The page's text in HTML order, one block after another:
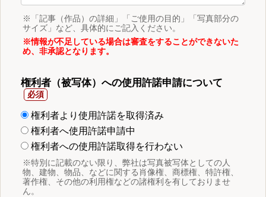
※「記事（作品）の詳細」「ご使用の目的」「写真部分の
サイズ」など、具体的にご記入ください。
※情報が不足している場合は審査をすることができないた
め、非承認となります。
権利者（被写体）への使用許諾申請について
権利者より使用許諾を取得済み
権利者へ使用許諾申請中
権利者への使用許諾取得を行わない
※特別に記載のない限り、弊社は写真被写体としての人
物、建物、物品、などに関する肖像権、商標権、特許権、
著作権、その他の利用権などの諸権利を有しておりませ
ん。